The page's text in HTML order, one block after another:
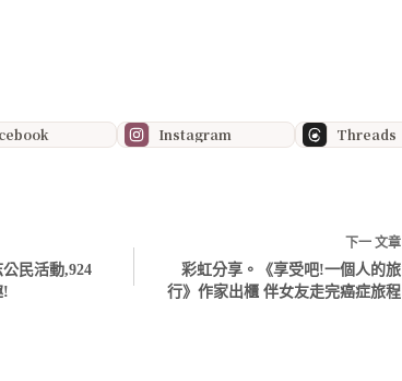
Instagram Threads
民活動,924
!
下一文章
彩虹分享。《享受吧!一個人的旅
行》作家出櫃 伴女友走完癌症旅程